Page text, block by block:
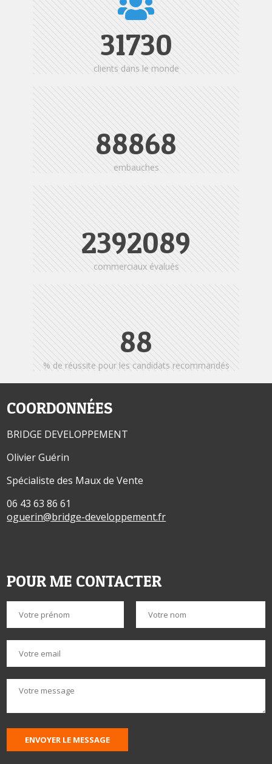
31730
clients dans le monde
88868
embauches
2405123
commerciaux évalués
95
% de réussite pour les candidats recommandés
COORDONNÉES
BRIDGE DEVELOPPEMENT
Olivier Guérin
Spécialiste des Maux de Vente
06 43 63 86 61
oguerin@bridge-developpement.fr
POUR ME CONTACTER
ENVOYER LE MESSAGE